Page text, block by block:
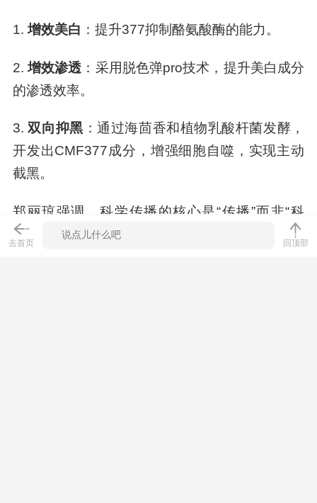
1.增效美白 ：提升377抑制酪氨酸酶的能力。
2.增效渗透 ：采用脱色弹pro技术，提升美白成分
的渗透效率。
3.双向抑黑 ：通过海茴香和植物乳酸杆菌发酵，
开发出CMF377成分，增强细胞自噬，实现主动
截黑。
郑丽琼强调，科学传播的核心是“传播”而非“科
学”，目前，品牌正在推进国人理想肤色研究计
去首页 回顶部